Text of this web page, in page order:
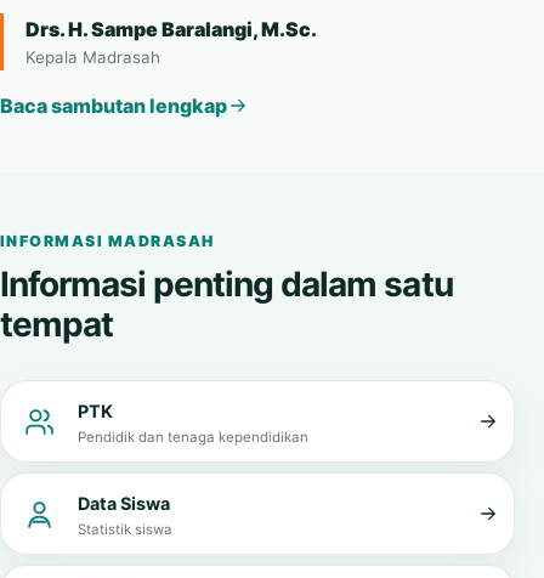
Drs. H. Sampe Baralangi, M.Sc.
Kepala Madrasah
Baca sambutan lengkap
INFORMASI MADRASAH
Informasi penting dalam satu
tempat
PTK
Pendidik dan tenaga kependidikan
Data Siswa
Statistik siswa